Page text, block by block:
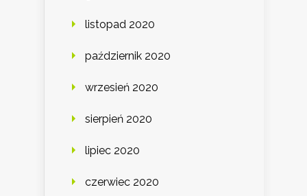
listopad 2020
październik 2020
wrzesień 2020
sierpień 2020
lipiec 2020
czerwiec 2020